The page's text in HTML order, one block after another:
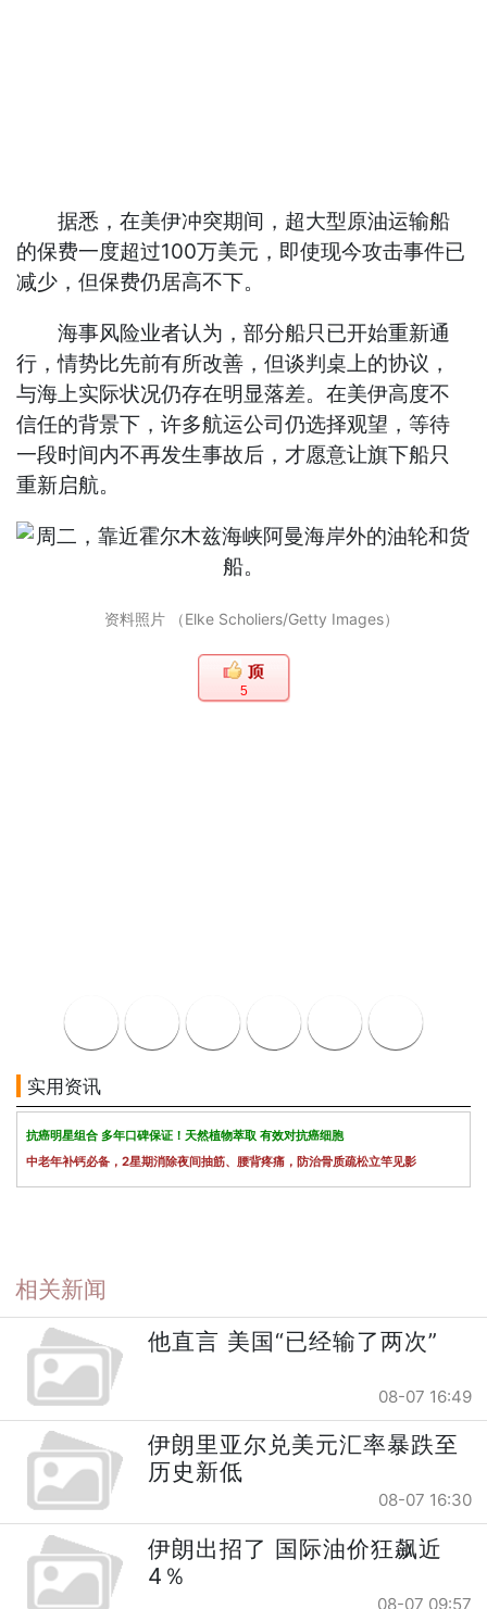
据悉，在美伊冲突期间，超大型原油运输船
的保费一度超过100万美元，即使现今攻击事件已
减少，但保费仍居高不下。
海事风险业者认为，部分船只已开始重新通
行，情势比先前有所改善，但谈判桌上的协议，
与海上实际状况仍存在明显落差。在美伊高度不
信任的背景下，许多航运公司仍选择观望，等待
一段时间内不再发生事故后，才愿意让旗下船只
重新启航。
资料照片 （Elke Scholiers/Getty Images）
5
实用资讯
抗癌明星组合 多年口碑保证！天然植物萃取 有效对抗癌细胞
中老年补钙必备，2星期消除夜间抽筋、腰背疼痛，防治骨质疏松立竿见影
相关新闻
他直言 美国“已经输了两次”
08-07 16:49
伊朗里亚尔兑美元汇率暴跌至
历史新低
08-07 16:30
伊朗出招了 国际油价狂飙近
4％
08-07 09:57